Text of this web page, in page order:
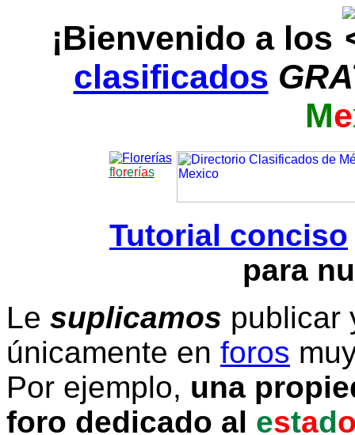
¡Bienvenido a los
clasificados
Me
florerías
Tutorial conciso
para
Le suplicamos publicar
únicamente en foros
Por ejemplo, una
foro dedicado al estad